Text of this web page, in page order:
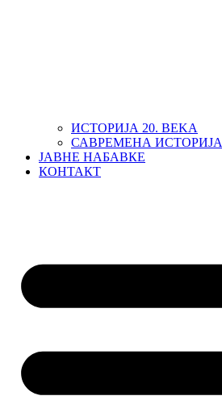
ИСТОРИЈА 20. ВЕKА
САВРЕМЕНА ИСТОРИЈА
ЈАВНЕ НАБАВКЕ
КОНТАКТ